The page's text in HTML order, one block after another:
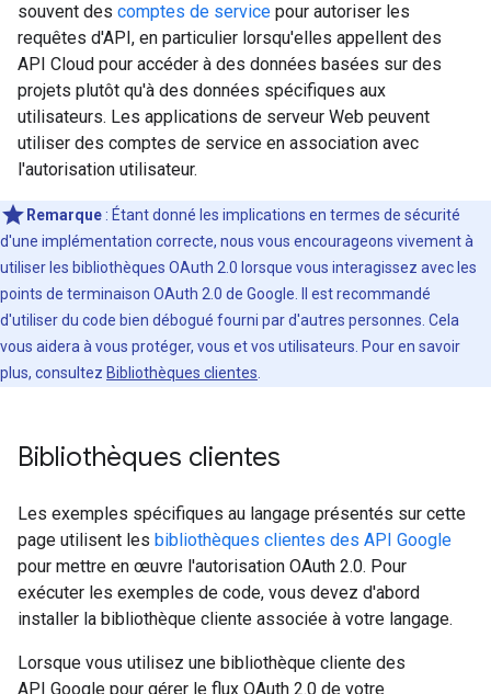
souvent des comptes de service pour autoriser les
requêtes d'API, en particulier lorsqu'elles appellent des
API Cloud pour accéder à des données basées sur des
projets plutôt qu'à des données spécifiques aux
utilisateurs. Les applications de serveur Web peuvent
utiliser des comptes de service en association avec
l'autorisation utilisateur.
Remarque : Étant donné les implications en termes de sécurité
d'une implémentation correcte, nous vous encourageons vivement à
utiliser les bibliothèques OAuth 2.0 lorsque vous interagissez avec les
points de terminaison OAuth 2.0 de Google. Il est recommandé
d'utiliser du code bien débogué fourni par d'autres personnes. Cela
vous aidera à vous protéger, vous et vos utilisateurs. Pour en savoir
plus, consultez Bibliothèques clientes
Bibliothèques clientes
Les exemples spécifiques au langage présentés sur cette
page utilisent les bibliothèques clientes des API Google
pour mettre en œuvre l'autorisation OAuth 2.0. Pour
exécuter les exemples de code, vous devez d'abord
installer la bibliothèque cliente associée à votre langage.
Lorsque vous utilisez une bibliothèque cliente des
API Google pour gérer le flux OAuth 2.0 de votre